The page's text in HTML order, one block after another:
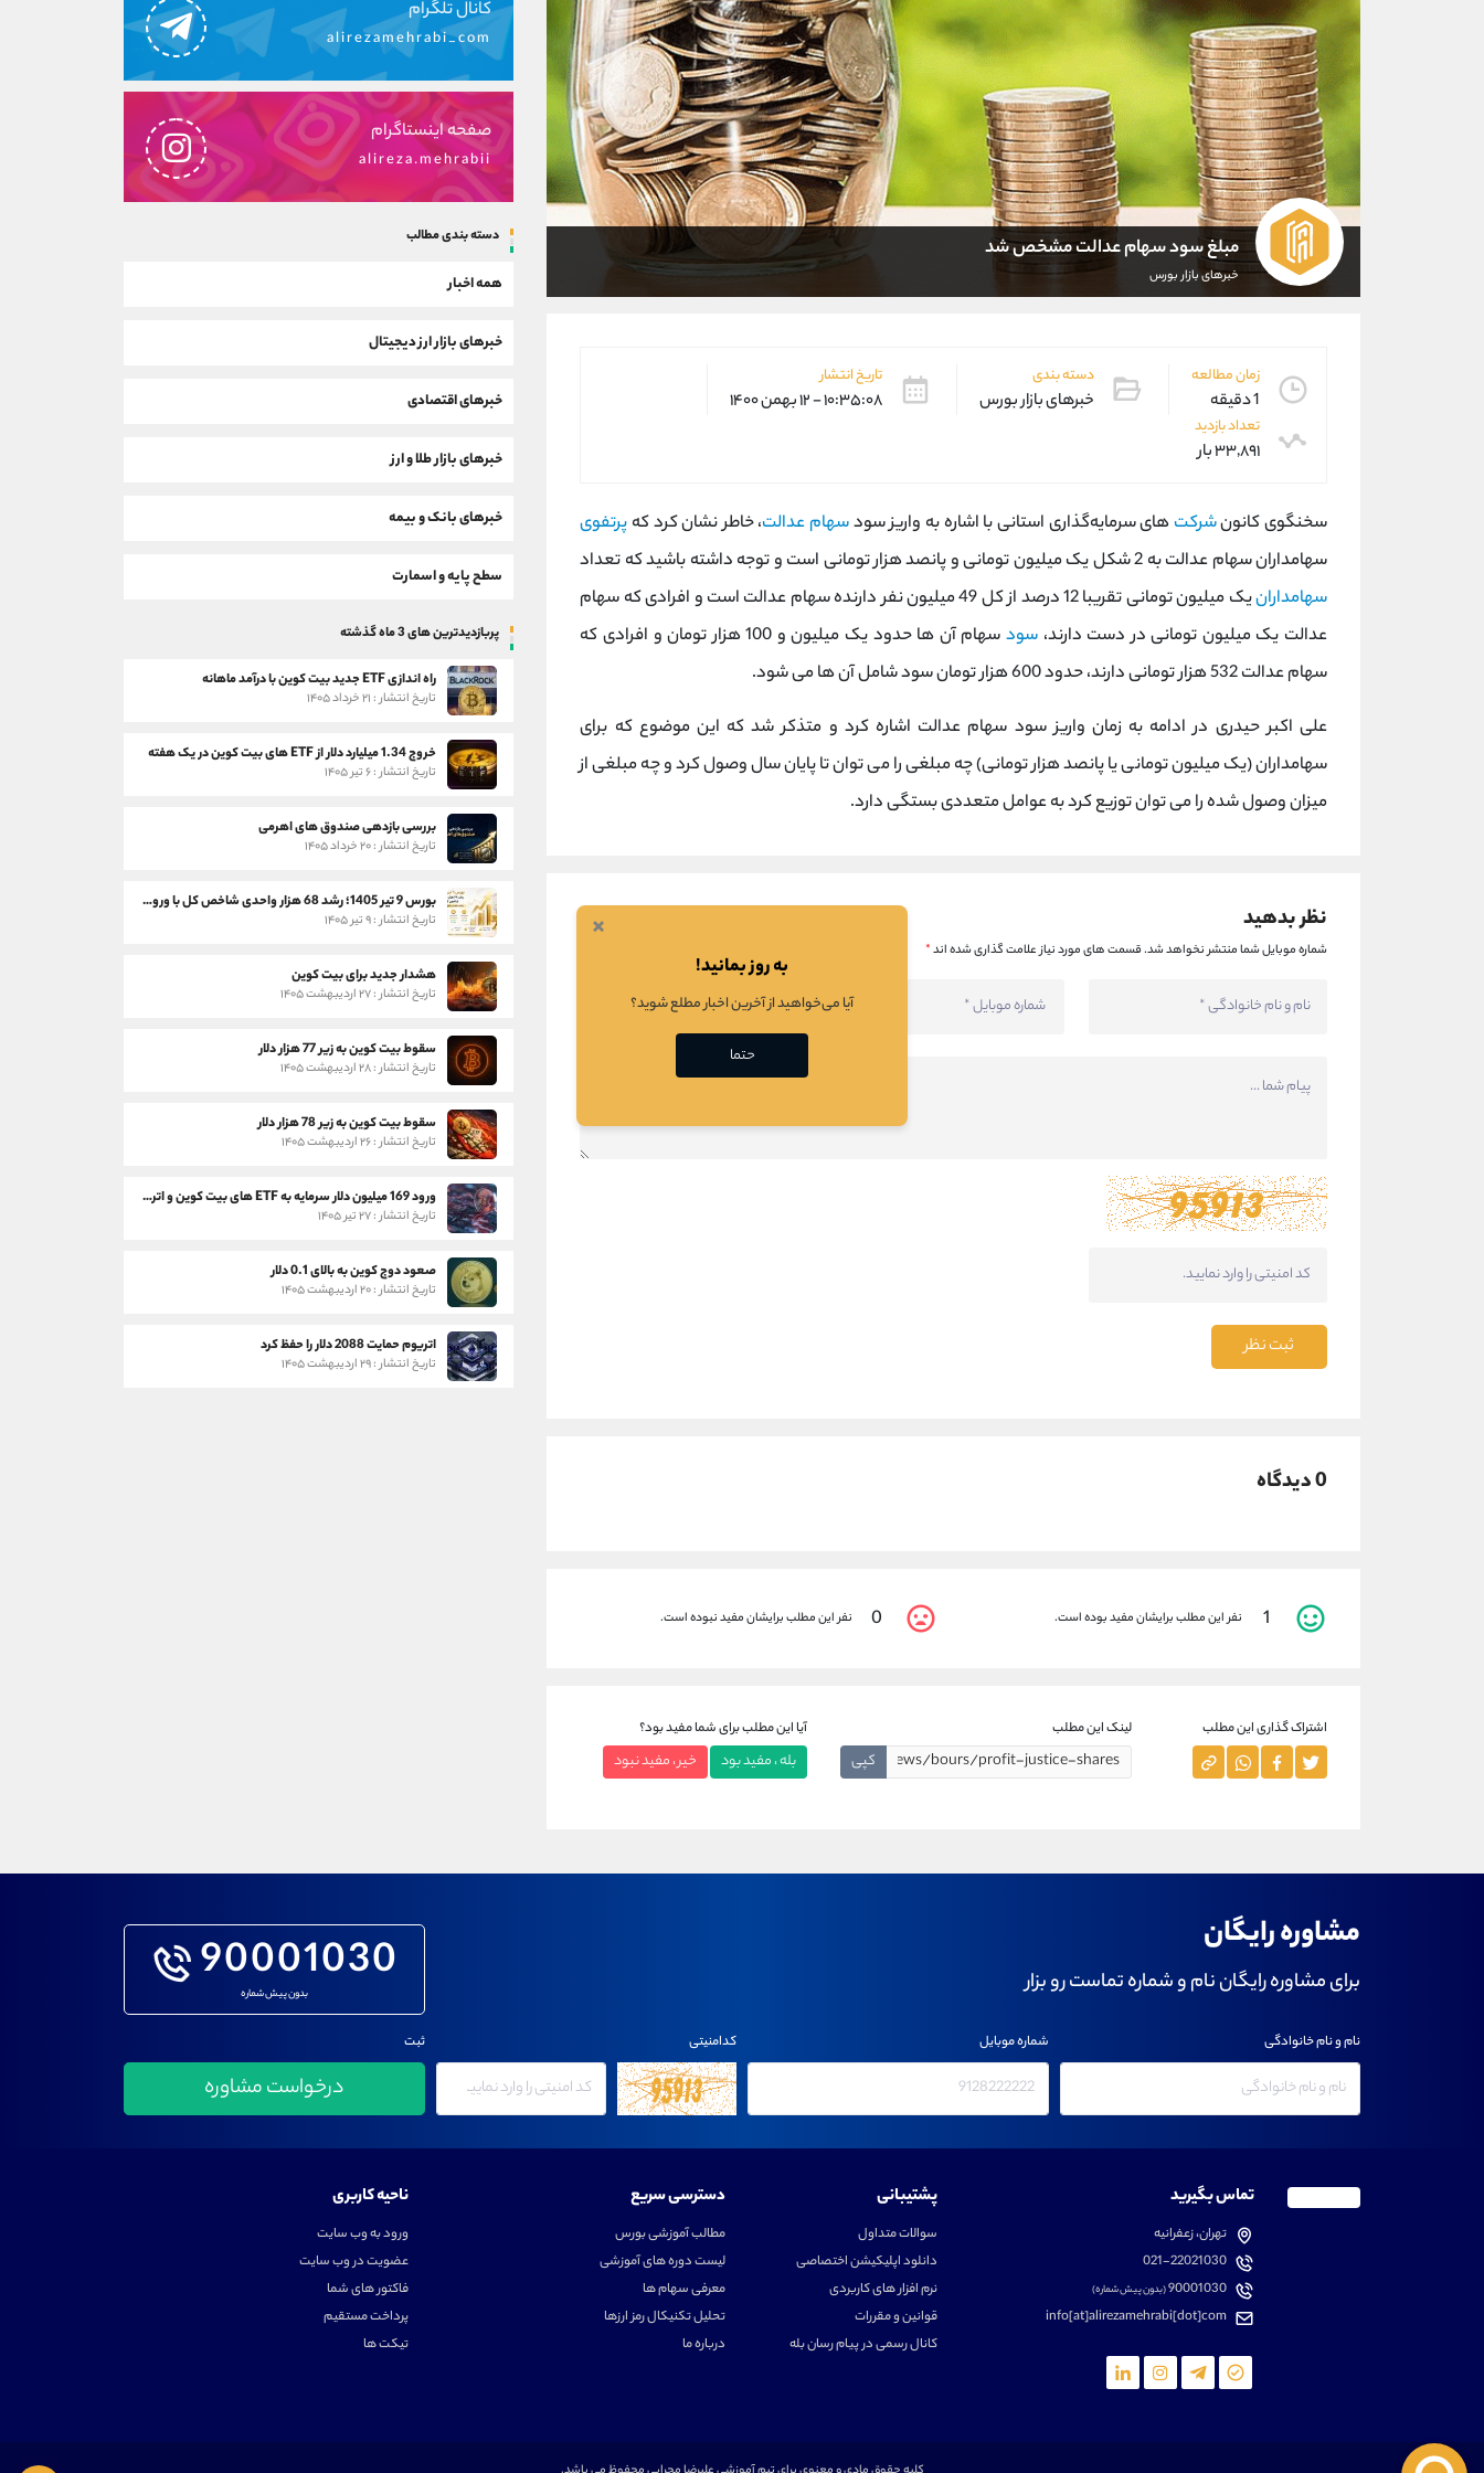
مبلغ سود سهام عدالت مشخص شد
خبرهای بازار بورس
زمان مطالعه
1 دقیقه
دسته بندی
خبرهای بازار بورس
تاریخ انتشار
۱۰:۳۵:۰۸ - ۱۲ بهمن ۱۴۰۰
تعداد بازدید
۳۳,۸۹۱ بار
سخنگوی کانونشرکت های سرمایه‌گذاری استانی با اشاره به واریز سودسهام عدالت، خاطر نشان کرد که پرتفوی
سهامداران سهام عدالت به 2 شکل یک میلیون تومانی و پانصد هزار تومانی است و توجه داشته باشید که تعداد
سهامداران
یک میلیون تومانی تقریبا 12 درصد از کل 49 میلیون نفر دارنده سهام عدالت است و افرادی که سهام
عدالت یک میلیون تومانی در دست دارند،سود
سهام آن ها حدود یک میلیون و 100 هزار تومان و افرادی که
سهام عدالت 532 هزار تومانی دارند، حدود 600 هزار تومان سود شامل آن ها می شود.
علی اکبر حیدری در ادامه به زمان واریز سود سهام عدالت اشاره کرد و متذکر شد که این موضوع که برای
سهامداران (یک میلیون تومانی یا پانصد هزار تومانی) چه مبلغی را می توان تا پایان سال وصول کرد و چه مبلغی از
میزان وصول شده را می توان توزیع کرد به عوامل متعددی بستگی دارد.
نظر بدهید
شماره موبایل شما منتشر نخواهد شد.قسمت های مورد نیاز علامت گذاری شده اند*
ثبت نظر
0 دیدگاه
1 نفر این مطلب برایشان مفید بوده است. 0 نفر این مطلب برایشان مفید نبوده است.
اشتراک گذاری این مطلب لینک این مطلب
کپی
آیا این مطلب برای شما مفید بود؟
بله ، مفید بود خیر ، مفید نبود
کانال تلگرام
alirezamehrabi_com
صفحه اینستاگرام
alireza.mehrabii
دسته بندی مطالب
همه اخبار
خبرهای بازار ارز دیجیتال
خبرهای اقتصادی
خبرهای بازار طلا و ارز
خبرهای بانک و بیمه
سطح پایه و اسمارت
پربازدیدترین های 3 ماه گذشته
راه اندازی ETF جدید بیت کوین با درآمد ماهانه
تاریخ انتشار : ۲۱ خرداد ۱۴۰۵
خروج 1.34 میلیارد دلار از ETF های بیت کوین در یک هفته
تاریخ انتشار : ۶ تیر ۱۴۰۵
بررسی بازدهی صندوق های اهرمی
تاریخ انتشار : ۲۰ خرداد ۱۴۰۵
بورس 9 تیر 1405؛ رشد 68 هزار واحدی شاخص کل با ورود 3 همت پول حقیقی
تاریخ انتشار : ۹ تیر ۱۴۰۵
هشدار جدید برای بیت کوین
تاریخ انتشار : ۲۷ اردیبهشت ۱۴۰۵
سقوط بیت کوین به زیر 77 هزار دلار
تاریخ انتشار : ۲۸ اردیبهشت ۱۴۰۵
سقوط بیت کوین به زیر 78 هزار دلار
تاریخ انتشار : ۲۶ اردیبهشت ۱۴۰۵
ورود 169 میلیون دلار سرمایه به ETF های بیت کوین و اتریوم
تاریخ انتشار : ۲۷ تیر ۱۴۰۵
صعود دوج کوین به بالای 0.1 دلار
تاریخ انتشار : ۲۰ اردیبهشت ۱۴۰۵
اتریوم حمایت 2088 دلار را حفظ کرد
تاریخ انتشار : ۲۹ اردیبهشت ۱۴۰۵
مشاوره رایگان
برای مشاوره رایگان نام و شماره تماست رو بزار 90001030
بدون پیش شماره
نام و نام خانوادگی شماره موبایل کدامنیتی ثبت
تماس بگیرید
تهران، زعفرانیه
021-22021030
90001030(بدون پیش شماره)
info[at]alirezamehrabi[dot]com
پشتیبانی
سوالات متداول
دانلود اپلیکیشن اختصاصی
نرم افزار های کاربردی
قوانین و مقررات
کانال رسمی در پیام رسان بله
دسترسی سریع
مطالب آموزشی بورس
لیست دوره های آموزشی
معرفی سهام ها
تحلیل تکنیکال رمز ارزها
درباره ما
ناحیه کاربری
ورود به وب سایت
عضویت در وب سایت
فاکتور های شما
پرداخت مستقیم
تیکت ها
×
به روز بمانید!
آیا می‌خواهید از آخرین اخبار مطلع شوید؟
حتما